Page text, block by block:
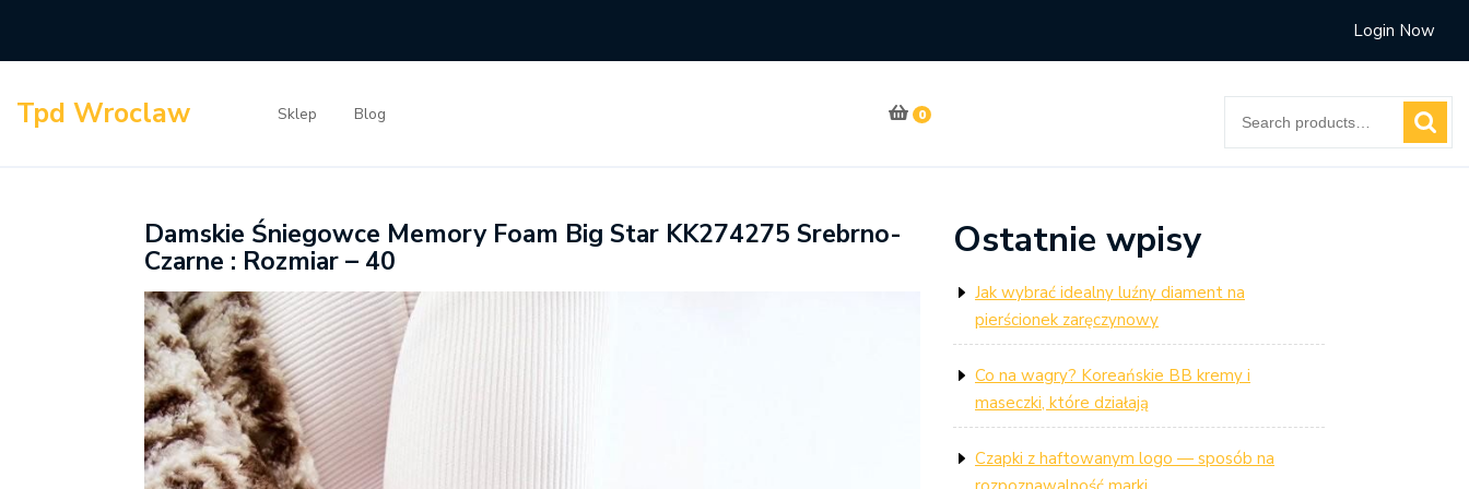
content
Login Now
Tpd Wroclaw Sklep Blog 0
for:
Damskie Śniegowce Memory Foam Big Star KK274275 Srebrno-
Czarne : Rozmiar – 40
Ostatnie wpisy
Jak wybrać idealny luźny diament na
pierścionek zaręczynowy
Co na wagry? Koreańskie BB kremy i
maseczki, które działają
Czapki z haftowanym logo — sposób na